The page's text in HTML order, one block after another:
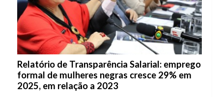
Relatório de Transparência Salarial: emprego
formal de mulheres negras cresce 29% em
2025, em relação a 2023